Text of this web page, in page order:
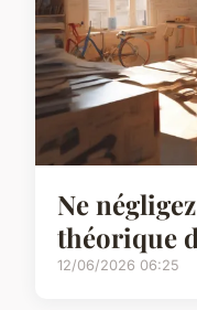
Ne
théorique
12/06/2026 06:25